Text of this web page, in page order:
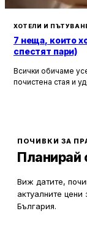
ХОТЕЛИ И
7 неща, които
спестят пари)
Всички обичаме
почистена стая и
ПОЧИВКИ ЗА
Планирай
Виж датите,
актуалните
България.